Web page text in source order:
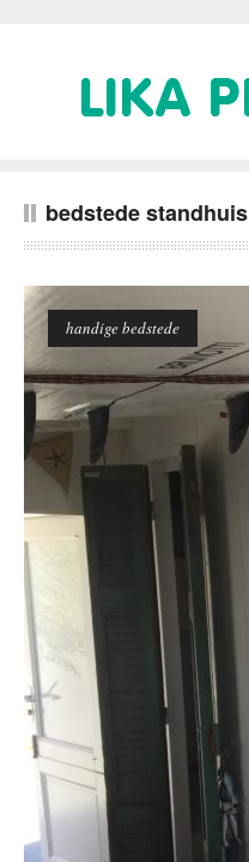
bedstede standhuis
handige bedstede